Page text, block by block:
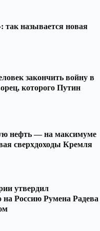
так называется новая
закончить войну в
которого Путин
нефть — на максимуме
сверхдоходы Кремля
утвердил
на Россию Румена Радева